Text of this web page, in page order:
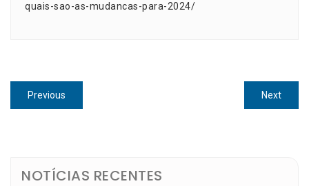
quais-sao-as-mudancas-para-2024/
Navegação
de
Previous
post:
NextNext
post:
NOTÍCIAS RECENTES